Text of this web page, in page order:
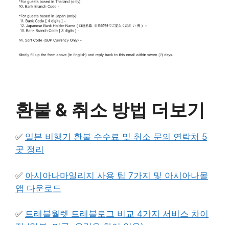
환불 & 취소 방법 더보기
✅ 일본 비행기 환불 수수료 및 취소 문의 연락처 5
곳 정리
✅ 아시아나마일리지 사용 팁 7가지 및 아시아나몰
앱 다운로드
✅ 트래블월렛 트래블로그 비교 4가지 서비스 차이